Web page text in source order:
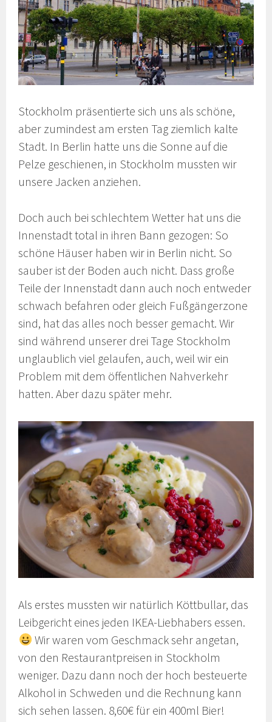
Stockholm präsentierte sich uns als schöne,
aber zumindest am ersten Tag ziemlich kalte
Stadt. In Berlin hatte uns die Sonne auf die
Pelze geschienen, in Stockholm mussten wir
unsere Jacken anziehen.
Doch auch bei schlechtem Wetter hat uns die
Innenstadt total in ihren Bann gezogen: So
schöne Häuser haben wir in Berlin nicht. So
sauber ist der Boden auch nicht. Dass große
Teile der Innenstadt dann auch noch entweder
schwach befahren oder gleich Fußgängerzone
sind, hat das alles noch besser gemacht. Wir
sind während unserer drei Tage Stockholm
unglaublich viel gelaufen, auch, weil wir ein
Problem mit dem öffentlichen Nahverkehr
hatten. Aber dazu später mehr.
Als erstes mussten wir natürlich Köttbullar, das
Leibgericht eines jeden IKEA-Liebhabers essen.
Wir waren vom Geschmack sehr angetan,
von den Restaurantpreisen in Stockholm
weniger. Dazu dann noch der hoch besteuerte
Alkohol in Schweden und die Rechnung kann
sich sehen lassen. 8,60€ für ein 400ml Bier!